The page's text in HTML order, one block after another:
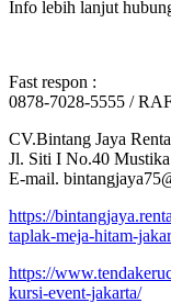
Info lebih lanjut
Fast respon :
0878-7028-5555 /
CV.Bintang Jaya
Jl. Siti I No.40 Mustika
E-mail.
https://
taplak-meja-hitam-
https://
kursi-event-jakarta/